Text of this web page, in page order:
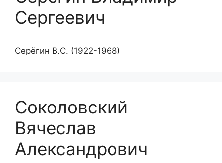
Сергеевич
Серёгин В.С. (1922-1968)
Соколовский
Вячеслав
Александрович